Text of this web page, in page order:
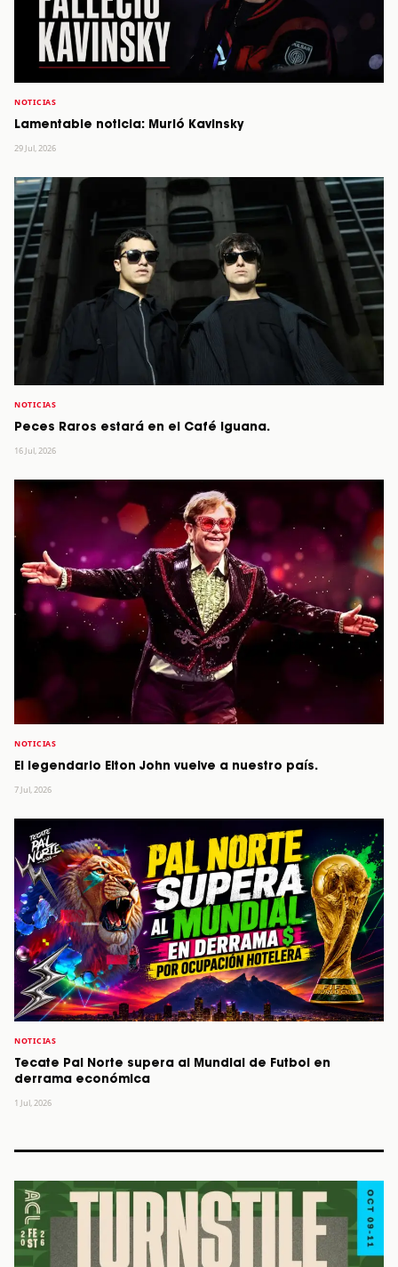
NOTICIAS
Lamentable noticia: Murió Kavinsky
29 Jul, 2026
NOTICIAS
Peces Raros estará en el Café Iguana.
16 Jul, 2026
NOTICIAS
El legendario Elton John vuelve a nuestro país.
7 Jul, 2026
NOTICIAS
Tecate Pal Norte supera al Mundial de Futbol en
derrama económica
1 Jul, 2026